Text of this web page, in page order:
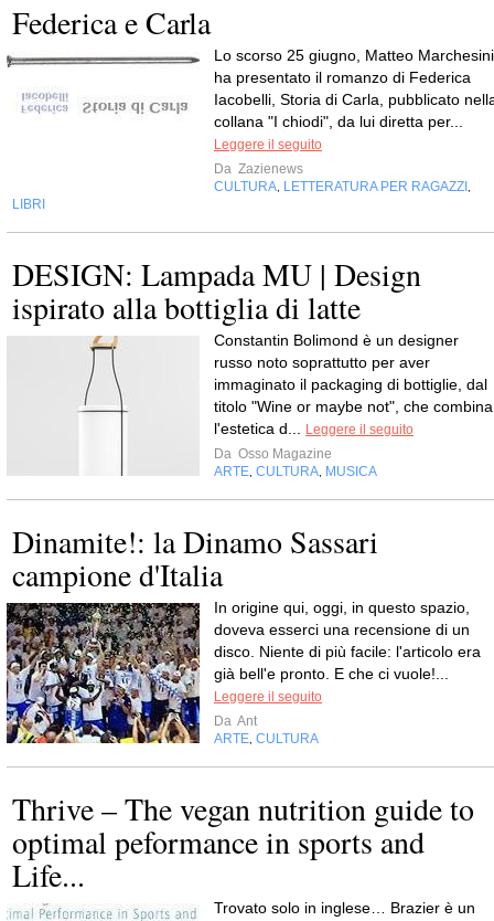
Federica e Carla
Lo scorso 25 giugno, Matteo Marchesini
ha presentato il romanzo di Federica
Iacobelli, Storia di Carla, pubblicato
collana "I chiodi", da lui diretta per...
Leggere il seguito
Da Zazienews
CULTURA LETTERATURA PER RAGAZZI
LIBRI
DESIGN: Lampada MU | Design
ispirato alla bottiglia di latte
Constantin Bolimond è un designer
russo noto soprattutto per aver
immaginato il packaging di bottiglie, dal
titolo "Wine or maybe not", che combina
l'estetica d...
Leggere il seguito
Da Osso Magazine
ARTE CULTURA MUSICA
Dinamite!: la Dinamo Sassari
campione d'Italia
In origine qui, oggi, in questo spazio,
doveva esserci una recensione di un
disco. Niente di più facile: l'articolo era
già bell'e pronto. E che ci vuole!...
Leggere il seguito
Da Ant
ARTE CULTURA
Thrive – The vegan nutrition guide to
optimal peformance in sports and
Life...
Trovato solo in inglese… Brazier è un